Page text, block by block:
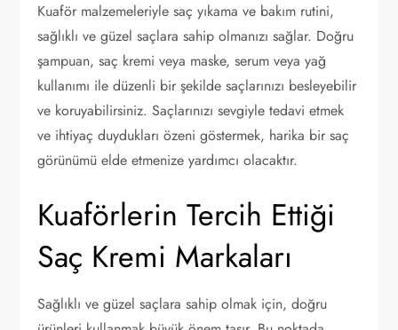
Kuaför malzemeleriyle saç yıkama ve bakım rutini,
sağlıklı ve güzel saçlara sahip olmanızı sağlar. Doğru
şampuan, saç kremi veya maske, serum veya yağ
kullanımı ile düzenli bir şekilde saçlarınızı besleyebilir
ve koruyabilirsiniz. Saçlarınızı sevgiyle tedavi etmek
ve ihtiyaç duydukları özeni göstermek, harika bir saç
görünümü elde etmenize yardımcı olacaktır.
Kuaförlerin Tercih Ettiği
Saç Kremi Markaları
Sağlıklı ve güzel saçlara sahip olmak için, doğru